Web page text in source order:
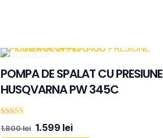
POMPA DE SPALAT CU PRESIUNE
HUSQVARNA PW 345C
5.00
1.800lei Prețul
1.599 leiPrețul